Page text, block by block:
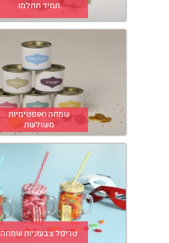
תמיד תחלמו
שמחה ואופטימיות
משולשת
טריפל צבעוניות שמחה